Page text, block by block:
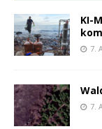
KI-
7.
7.